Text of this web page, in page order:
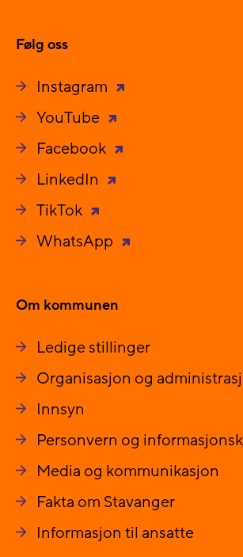
Følg oss
Instagram
YouTube
Facebook
LinkedIn
TikTok
WhatsApp
Om kommunen
Ledige stillinger
Organisasjon og
Innsyn
Personvern og
Media og kommunikasjon
Fakta om Stavanger
Informasjon til ansatte